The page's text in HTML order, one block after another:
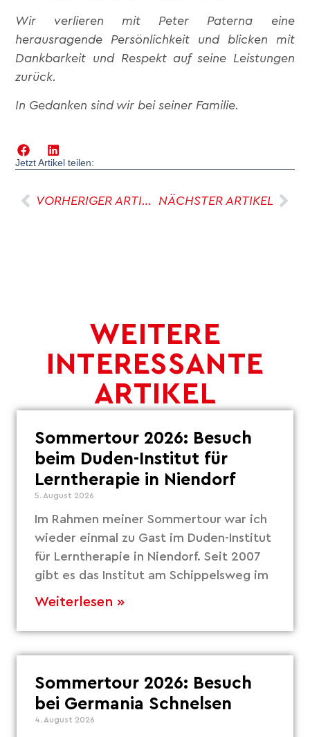
Wir verlieren mit Peter Paterna eine
herausragende Persönlichkeit und blicken mit
Dankbarkeit und Respekt auf seine Leistungen
zurück.
In Gedanken sind wir bei seiner Familie.
Jetzt Artikel teilen:
VORHERIGER ARTIKEL NÄCHSTER ARTIKEL
WEITERE
INTERESSANTE
ARTIKEL
Sommertour 2026: Besuch
beim Duden-Institut für
Lerntherapie in Niendorf
5. August 2026
Im Rahmen meiner Sommertour war ich
wieder einmal zu Gast im Duden-Institut
für Lerntherapie in Niendorf. Seit 2007
gibt es das Institut am Schippelsweg im
Weiterlesen »
Sommertour 2026: Besuch
bei Germania Schnelsen
4. August 2026